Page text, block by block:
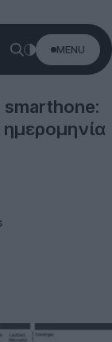
MENU
smarthone: